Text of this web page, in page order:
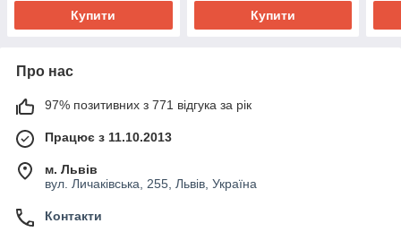
Купити Купити
Про нас
97% позитивних з 771 відгука за рік
Працює з 11.10.2013
м. Львів
вул. Личаківська, 255, Львів, Україна
Контакти